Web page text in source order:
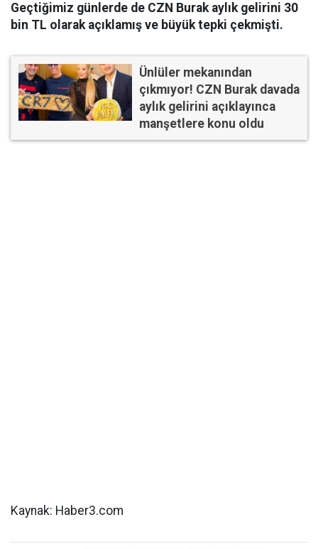
Geçtiğimiz günlerde de CZN Burak aylık gelirini 30
bin TL olarak açıklamış ve büyük tepki çekmişti.
Ünlüler mekanından
çıkmıyor! CZN Burak davada
aylık gelirini açıklayınca
manşetlere konu oldu
Kaynak: Haber3.com